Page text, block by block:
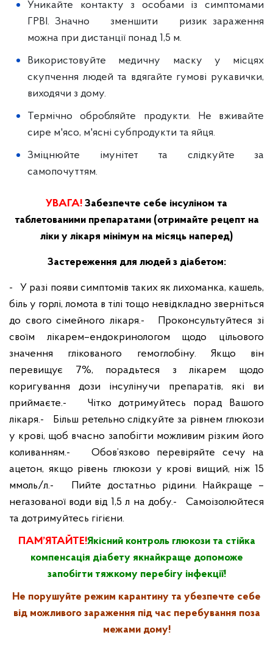
Уникайте контакту з особами із симптомами
ГРВІ. Значно зменшити ризик зараження
можна при дистанції понад 1,5 м.
Використовуйте медичну маску у місцях
скупчення людей та вдягайте гумові рукавички,
виходячи з дому.
Термічно обробляйте продукти. Не вживайте
сире м'ясо, м'ясні субпродукти та яйця.
Зміцнюйте імунітет та слідкуйте за
самопочуттям.
УВАГА! Забезпечте себе інсуліном та
таблетованими препаратами (отримайте рецепт на
ліки у лікаря мінімум на місяць наперед)
Застереження для людей з діабетом:
- У разі появи симптомів таких як лихоманка, кашель,
біль у горлі, ломота в тілі тощо невідкладно зверніться
до свого сімейного лікаря.- Проконсультуйтеся зі
своїм лікарем–ендокринологом щодо цільового
значення глікованого гемоглобіну. Якщо він
перевищує 7%, порадьтеся з лікарем щодо
коригування дози інсулінучи препаратів, які ви
приймаєте.- Чітко дотримуйтесь порад Вашого
лікаря.- Більш ретельно слідкуйте за рівнем глюкози
у крові, щоб вчасно запобігти можливим різким його
коливанням.- Обов’язково перевіряйте сечу на
ацетон, якщо рівень глюкози у крові вищий, ніж 15
ммоль/л.- Пийте достатньо рідини. Найкраще –
негазованої води від 1,5 л на добу.- Самоізолюйтеся
та дотримуйтесь гігієни.
ПАМ’ЯТАЙТЕ!Якісний контроль глюкози та стійка
компенсація діабету якнайкраще допоможе
запобігти тяжкому перебігу інфекції!
Не порушуйте режим карантину та убезпечте себе
від можливого зараження під час перебування поза
межами дому!